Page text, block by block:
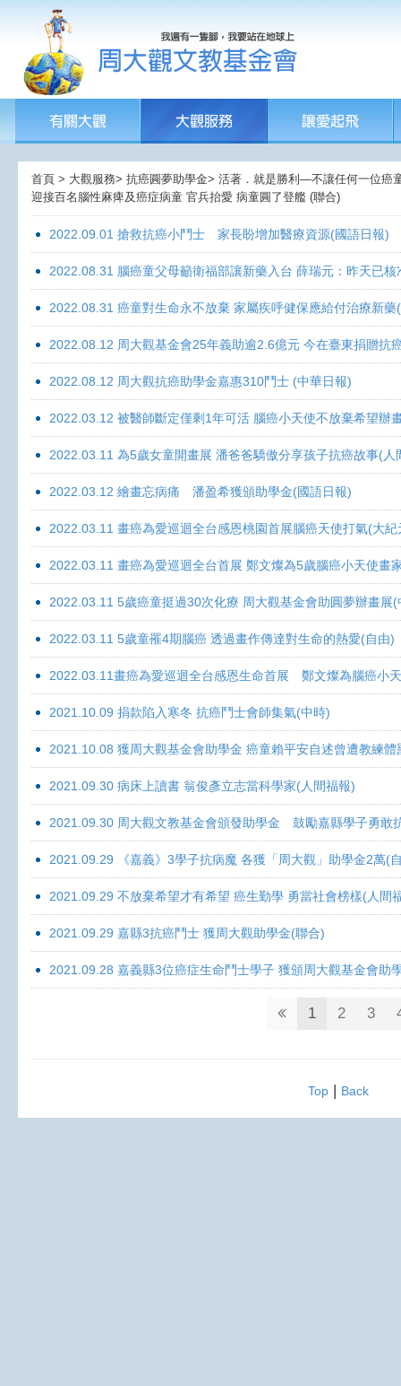
首頁 > 大觀服務> 抗癌圓夢助學金> 活著．就是勝利—不讓任何一位癌
迎接百名腦性麻痺及癌症病童 官兵抬愛 病童圓了登艦 (聯合)
2022.09.01 搶救抗癌小鬥士 家長盼增加醫療資源(國語日報)
2022.08.31 腦癌童父母籲衛福部讓新藥入台 薛瑞元：昨天已
2022.08.31 癌童對生命永不放棄 家屬疾呼健保應給付治療新藥
2022.08.12 周大觀基金會25年義助逾2.6億元 今在臺東捐贈抗
2022.08.12 周大觀抗癌助學金嘉惠310鬥士 (中華日報)
2022.03.12 被醫師斷定僅剩1年可活 腦癌小天使不放棄希望辦
2022.03.11 為5歲女童開畫展 潘爸爸驕傲分享孩子抗癌故事(人
2022.03.12 繪畫忘病痛 潘盈希獲頒助學金(國語日報)
2022.03.11 畫癌為愛巡迴全台感恩桃園首展腦癌天使打氣(大紀
2022.03.11 畫癌為愛巡迴全台首展 鄭文燦為5歲腦癌小天使畫
2022.03.11 5歲癌童挺過30次化療 周大觀基金會助圓夢辦畫展
2022.03.11 5歲童罹4期腦癌 透過畫作傳達對生命的熱愛(自由)
2022.03.11畫癌為愛巡迴全台感恩生命首展 鄭文燦為腦癌小
2021.10.09 捐款陷入寒冬 抗癌鬥士會師集氣(中時)
2021.10.08 獲周大觀基金會助學金 癌童賴平安自述曾遭教練體
2021.09.30 病床上讀書 翁俊彥立志當科學家(人間福報)
2021.09.30 周大觀文教基金會頒發助學金 鼓勵嘉縣學子勇敢
2021.09.29 《嘉義》3學子抗病魔 各獲「周大觀」助學金2萬(
2021.09.29 不放棄希望才有希望 癌生勤學 勇當社會榜樣(人間
2021.09.29 嘉縣3抗癌鬥士 獲周大觀助學金(聯合)
2021.09.28 嘉義縣3位癌症生命鬥士學子 獲頒周大觀基金會助
1 2 3
Top| Back